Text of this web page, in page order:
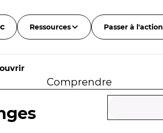
Ressources Passer à l'action
Comprendre